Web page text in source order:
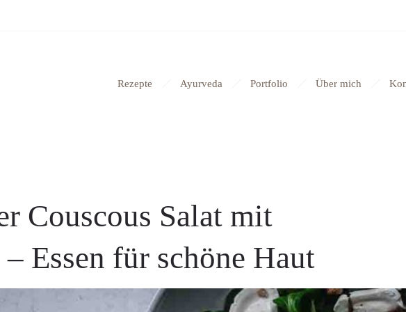
Rezepte Ayurveda Portfolio Über mich
Couscous Salat mit
Essen für schöne Haut